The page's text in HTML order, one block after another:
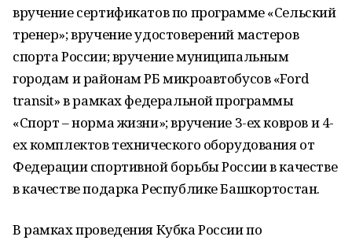
вручение сертификатов по программе «Сельский
тренер»; вручение удостоверений мастеров
спорта России; вручение муниципальным
городам и районам РБ микроавтобусов «Ford
transit» в рамках федеральной программы
«Спорт – норма жизни»; вручение 3-ех ковров и 4-
ех комплектов технического оборудования от
Федерации спортивной борьбы России в качестве
в качестве подарка Республике Башкортостан.
В рамках проведения Кубка России по